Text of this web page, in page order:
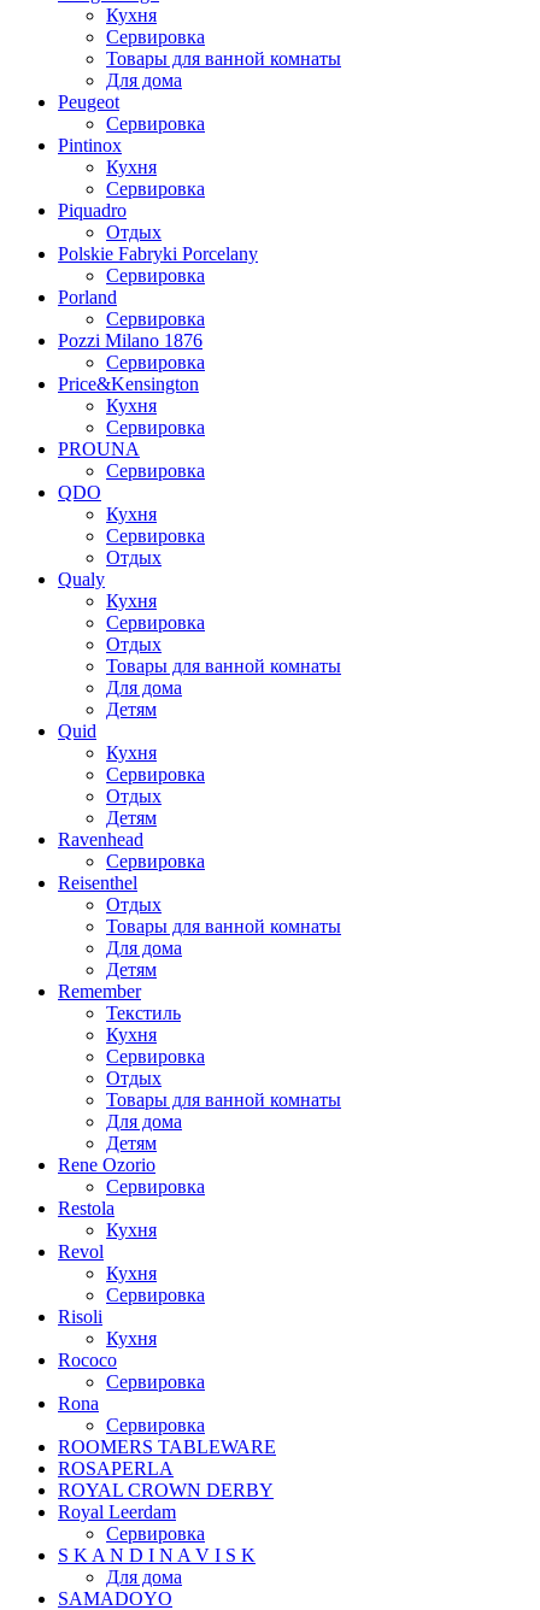
Кухня
Сервировка
Товары для ванной комнаты
Для дома
Peugeot
Сервировка
Pintinox
Кухня
Сервировка
Piquadro
Отдых
Polskie Fabryki Porcelany
Сервировка
Porland
Сервировка
Pozzi Milano 1876
Сервировка
Price&Kensington
Кухня
Сервировка
PROUNA
Сервировка
QDO
Кухня
Сервировка
Отдых
Qualy
Кухня
Сервировка
Отдых
Товары для ванной комнаты
Для дома
Детям
Quid
Кухня
Сервировка
Отдых
Детям
Ravenhead
Сервировка
Reisenthel
Отдых
Товары для ванной комнаты
Для дома
Детям
Remember
Текстиль
Кухня
Сервировка
Отдых
Товары для ванной комнаты
Для дома
Детям
Rene Ozorio
Сервировка
Restola
Кухня
Revol
Кухня
Сервировка
Risoli
Кухня
Rococo
Сервировка
Rona
Сервировка
ROOMERS TABLEWARE
ROSAPERLA
ROYAL CROWN DERBY
Royal Leerdam
Сервировка
S K A N D I N A V I S K
Для дома
SAMADOYO